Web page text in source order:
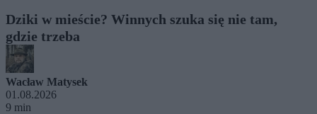
Dziki w mieście? Winnych szuka się nie tam,
gdzie trzeba
Wacław Matysek
01.08.2026
9 min